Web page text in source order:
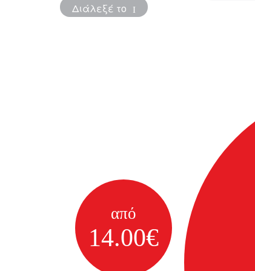
Διάλεξέ το
από
14.00€